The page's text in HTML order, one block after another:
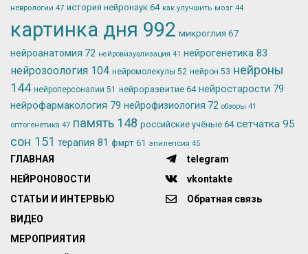
неврологии 47 история нейронаук 64 как улучшить мозг 44
картинка дня 992 микроглия 67
нейроанатомия 72 нейровизуализация 41 нейрогенетика 83
нейрозоология 104 нейромолекулы 52 нейрон 53 нейроны
144 нейроперсоналии 51 нейроразвитие 64 нейростарости 79
нейрофармакология 79 нейрофизиология 72 обзоры 41
оптогенетика 47 память 148 российские учёные 64 сетчатка 95
сон 151 терапия 81 фмрт 61 эпилепсия 45
ГЛАВНАЯ
НЕЙРОНОВОСТИ
СТАТЬИ И ИНТЕРВЬЮ
ВИДЕО
МЕРОПРИЯТИЯ
telegram
vkontakte
Обратная связь